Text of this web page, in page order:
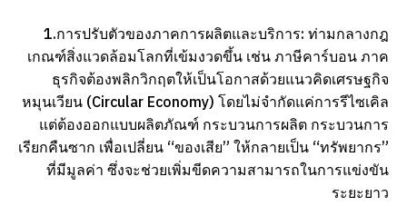
1.การปรับตัวของภาคการผลิตและบริการ: ท่ามกลางกฎ
เกณฑ์สิ่งแวดล้อมโลกที่เข้มงวดขึ้น เช่น ภาษีคาร์บอน ภาค
ธุรกิจต้องพลิกวิกฤตให้เป็นโอกาสด้วยแนวคิดเศรษฐกิจ
หมุนเวียน (Circular Economy) โดยไม่จำกัดแค่การรีไซเคิล
แต่ต้องออกแบบผลิตภัณฑ์ กระบวนการผลิต กระบวนการ
เรียกคืนซาก เพื่อเปลี่ยน “ของเสีย” ให้กลายเป็น “ทรัพยากร”
ที่มีมูลค่า ซึ่งจะช่วยเพิ่มขีดความสามารถในการแข่งขัน
ระยะยาว